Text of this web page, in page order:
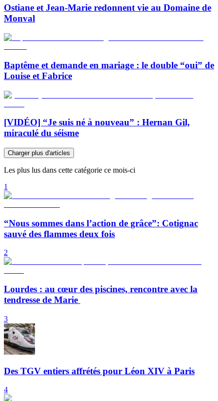
Ostiane et Jean-Marie redonnent vie au Domaine de
Monval
Baptême et demande en mariage : le double “oui” de
Louise et Fabrice
[VIDÉO] “Je suis né à nouveau” : Hernan Gil,
miraculé du séisme
Charger plus d'articles
Les plus lus dans cette catégorie ce mois-ci
1
“Nous sommes dans l’action de grâce”: Cotignac
sauvé des flammes deux fois
2
Lourdes : au cœur des piscines, rencontre avec la
tendresse de Marie
3
Des TGV entiers affrétés pour Léon XIV à Paris
4